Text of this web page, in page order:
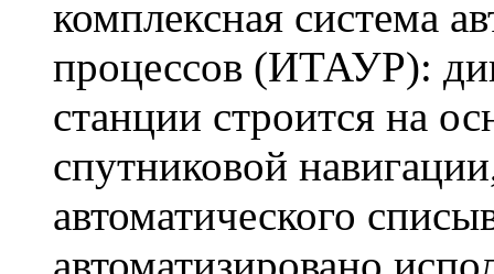
комплексная система
процессов (ИТАУР):
станции строится на
спутниковой
автоматического
автоматизировано